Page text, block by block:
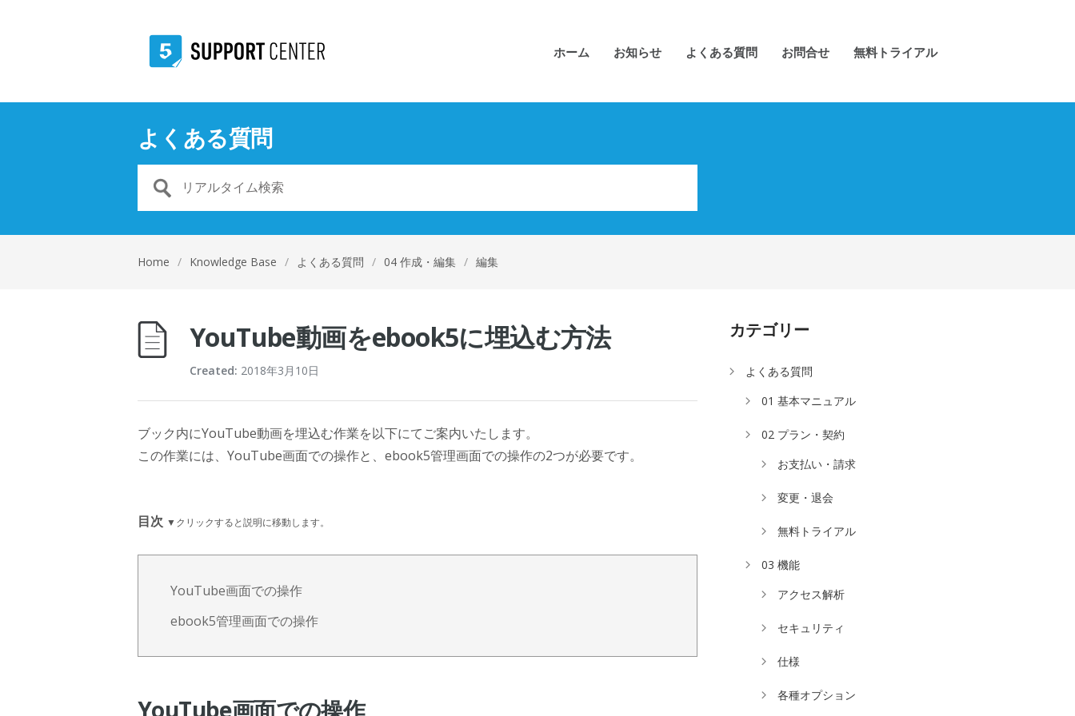
ホーム お知らせ よくある質問 お問合せ 無料トライアル
よくある質問
Home / Knowledge Base / よくある質問 / 04 作成・編集 / 編集
YouTube動画をebook5に埋込む方法
Created: 2018年3月10日
ブック内にYouTube動画を埋込む作業を以下にてご案内いたします。
この作業には、YouTube画面での操作と、ebook5管理画面での操作の2つが必要です。
目次 ▼クリックすると説明に移動します。
YouTube画面での操作
ebook5管理画面での操作
YouTube画面での操作
カテゴリー
よくある質問
01 基本マニュアル
02 プラン・契約
お支払い・請求
変更・退会
無料トライアル
03 機能
アクセス解析
セキュリティ
仕様
各種オプション